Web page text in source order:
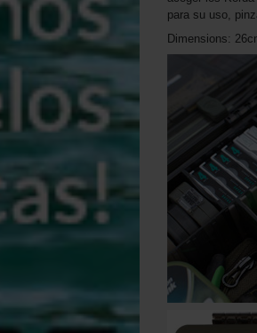
para su uso,
Dimensions: